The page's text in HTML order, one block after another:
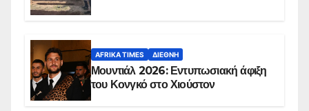
AFRIKA TIMES ΔΙΕΘΝΉ
Μουντιάλ 2026: Εντυπωσιακή άφιξη
του Κονγκό στο Χιούστον